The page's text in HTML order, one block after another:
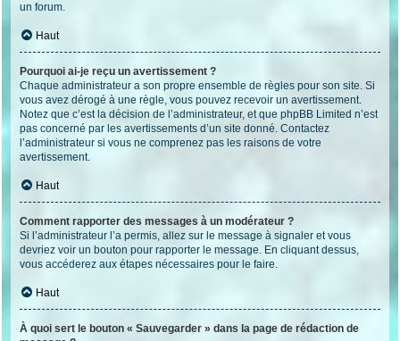
un forum.
Haut
Pourquoi ai-je reçu un avertissement ?
Chaque administrateur a son propre ensemble de règles pour son site. Si
vous avez dérogé à une règle, vous pouvez recevoir un avertissement.
Notez que c’est la décision de l’administrateur, et que phpBB Limited n’est
pas concerné par les avertissements d’un site donné. Contactez
l’administrateur si vous ne comprenez pas les raisons de votre
avertissement.
Haut
Comment rapporter des messages à un modérateur ?
Si l’administrateur l’a permis, allez sur le message à signaler et vous
devriez voir un bouton pour rapporter le message. En cliquant dessus,
vous accéderez aux étapes nécessaires pour le faire.
Haut
À quoi sert le bouton « Sauvegarder » dans la page de rédaction de